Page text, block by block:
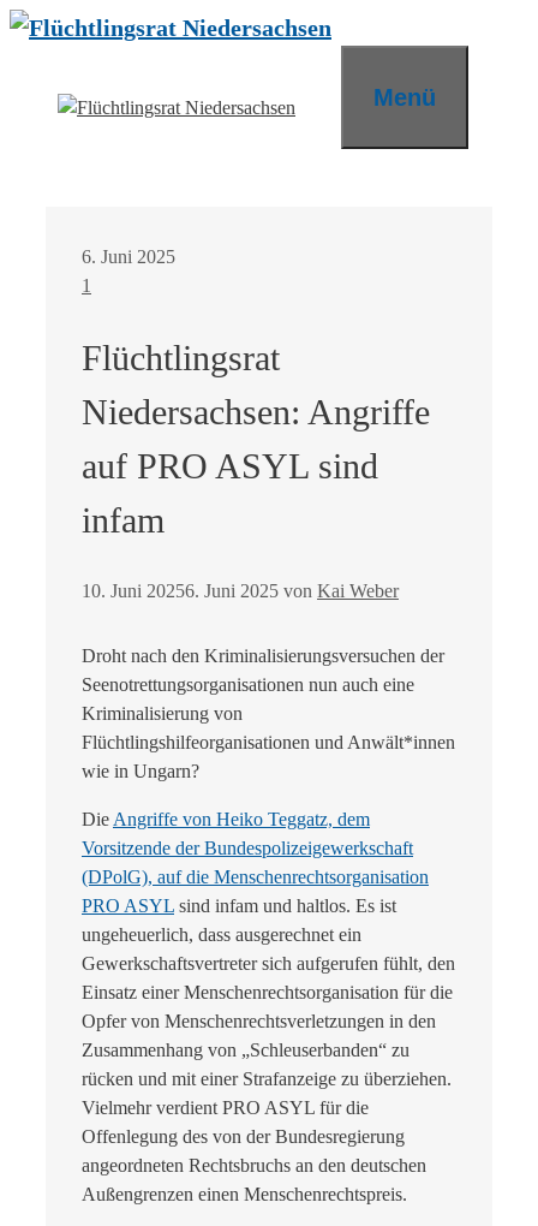
Zum
Menü
6. Juni 2025
1
Flüchtlingsrat
Niedersachsen: Angriffe
auf PRO ASYL sind
infam
10. Juni 20256. Juni 2025 von Kai Weber
Droht nach den Kriminalisierungsversuchen der
Seenotrettungsorganisationen nun auch eine
Kriminalisierung von
Flüchtlingshilfeorganisationen und Anwält*innen
wie in Ungarn?
Die Angriffe von Heiko Teggatz, dem
Vorsitzende der Bundespolizeigewerkschaft
(DPolG), auf die Menschenrechtsorganisation
PRO ASYL sind infam und haltlos. Es ist
ungeheuerlich, dass ausgerechnet ein
Gewerkschaftsvertreter sich aufgerufen fühlt, den
Einsatz einer Menschenrechtsorganisation für die
Opfer von Menschenrechtsverletzungen in den
Zusammenhang von „Schleuserbanden“ zu
rücken und mit einer Strafanzeige zu überziehen.
Vielmehr verdient PRO ASYL für die
Offenlegung des von der Bundesregierung
angeordneten Rechtsbruchs an den deutschen
Außengrenzen einen Menschenrechtspreis.